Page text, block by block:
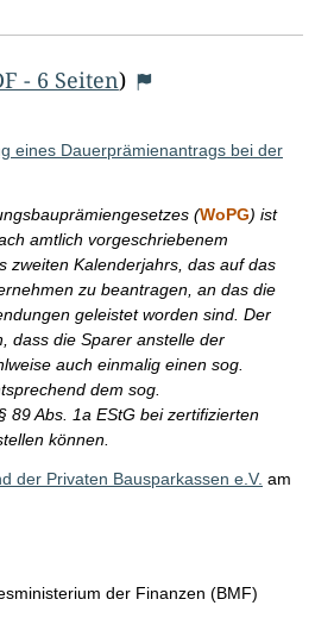
- 6 Seiten)
eines Dauerprämienantrags bei der
(WoPG) ist
amtlich vorgeschriebenem
zweiten Kalenderjahrs, das auf das
zu beantragen, an das die
geleistet worden sind. Der
dass die Sparer anstelle der
auch einmalig einen sog.
dem sog.
89 Abs. 1a EStG bei zertifizierten
können.
der Privaten Bausparkassen e.V. am
der Finanzen (BMF)